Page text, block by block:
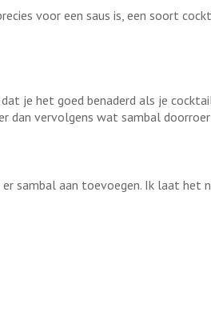
voor een saus is, een soort
je het goed benaderd als je
vervolgens wat sambal
sambal aan toevoegen. Ik laat het